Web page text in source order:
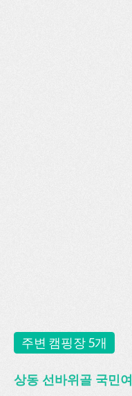
주변 캠핑장 5개
상동 선바위골 국민